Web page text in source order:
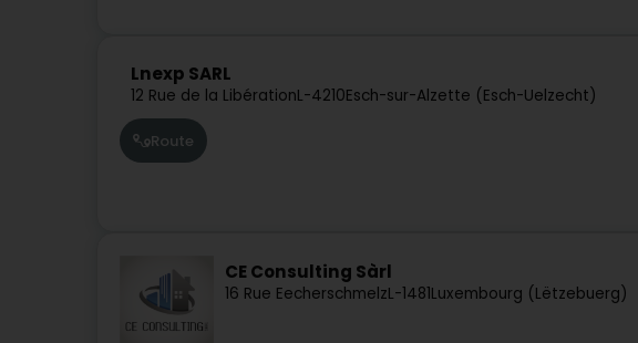
Lnexp SARL
12 Rue de la LibérationL-4210Esch-sur-Alzette (Esch-Uelzecht)
Route
CE Consulting Sàrl
16 Rue EecherschmelzL-1481Luxembourg (Lëtzebuerg)